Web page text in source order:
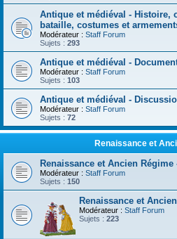
Antique et médiéval - Histoire,
bataille, costumes et
Modérateur : Staff Forum
Sujets : 293
Antique et médiéval -
Modérateur : Staff Forum
Sujets : 103
Antique et médiéval -
Modérateur : Staff Forum
Sujets : 72
Renaissance et
Renaissance et Ancien
Modérateur : Staff Forum
Sujets : 150
Renaissance et
Modérateur : Staff Forum
Sujets : 223